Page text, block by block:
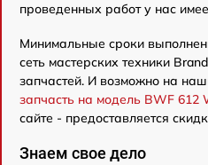
проведенных работ у нас
Минимальные сроки
сеть мастерских техники
запчастей. И возможно на
запчасть на модель BWF 612
сайте - предоставляется
Знаем свое дело